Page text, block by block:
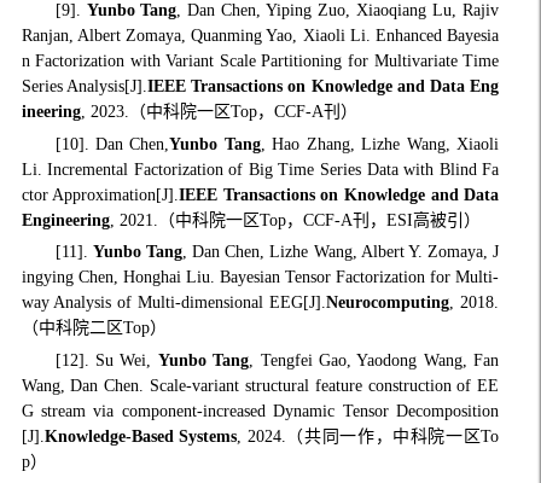
[9]. Yunbo Tang, Dan Chen, Yiping Zuo, Xiaoqiang Lu, Rajiv
Ranjan, Albert Zomaya, Quanming Yao, Xiaoli Li. Enhanced Bayesia
n Factorization with Variant Scale Partitioning for Multivariate Time
Series Analysis[J].IEEE Transactions on Knowledge and Data Eng
ineering, 2023.（中科院一区Top，CCF-A刊）
[10]. Dan Chen,Yunbo Tang, Hao Zhang, Lizhe Wang, Xiaoli
Li. Incremental Factorization of Big Time Series Data with Blind Fa
ctor Approximation[J].IEEE Transactions on Knowledge and Data
Engineering, 2021.（中科院一区Top，CCF-A刊，ESI高被引）
[11]. Yunbo Tang, Dan Chen, Lizhe Wang, Albert Y. Zomaya, J
ingying Chen, Honghai Liu. Bayesian Tensor Factorization for Multi-
way Analysis of Multi-dimensional EEG[J].Neurocomputing, 2018.
（中科院二区Top）
[12]. Su Wei, Yunbo Tang , Tengfei Gao, Yaodong Wang, Fan
Wang, Dan Chen . Scale-variant structural feature construction of EE
G stream via component-increased Dynamic Tensor Decomposition
[J]. Knowledge-Based Systems , 2024.（共同一作，中科院一区To
p）